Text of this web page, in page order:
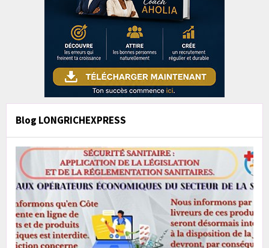
Blog LONGRICHEXPRESS